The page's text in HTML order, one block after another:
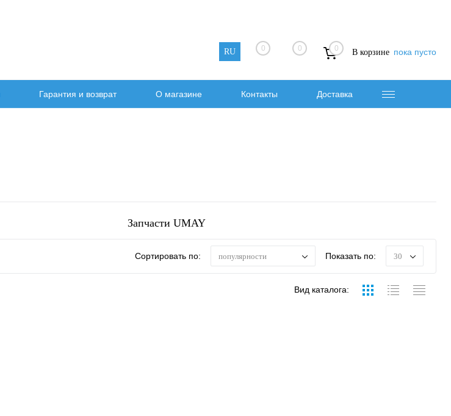
RU 0 0 0 В корзине пока пусто
Гарантия и возврат О магазине Контакты Доставка
Запчасти UMAY
Сортировать по: популярности Показать по: 30
Вид каталога: